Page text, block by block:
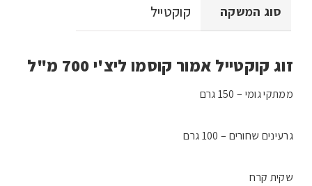
סוג המשקה קוקטייל
זוג קוקטייל אמור קוסמו ליצ'י 700 מ"ל
ממתקי גומי – 150 גרם
גרעינים שחורים – 100 גרם
שקית קרח